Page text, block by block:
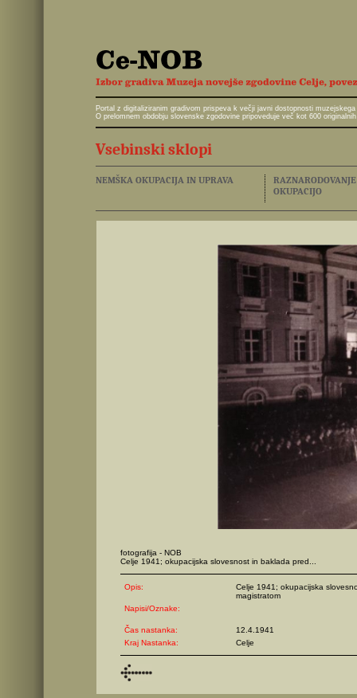
Portal z digitaliziranim gradivom prispeva k večji javni dostopnosti
O prelomnem obdobju slovenske zgodovine pripoveduje več kot 600
Vsebinski sklopi
NEMŠKA OKUPACIJA IN UPRAVA
OKUPACIJO
fotografija - NOB
Celje 1941; okupacijska slovesnost in baklada pred...
Opis:
Celje 1941; okupacijska
magistratom
Napisi/Oznake:
Čas nastanka:
12.4.1941
Kraj Nastanka:
Celje